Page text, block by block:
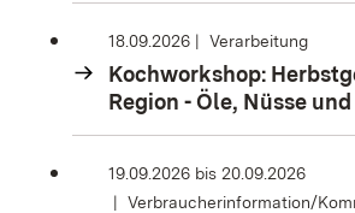
18.09.2026 Verarbeitung
Kochworkshop:
Region - Öle, Nüsse
19.09.2026 bis 20.09.2026
Verbraucherinformation/